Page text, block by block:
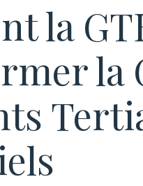
la
la